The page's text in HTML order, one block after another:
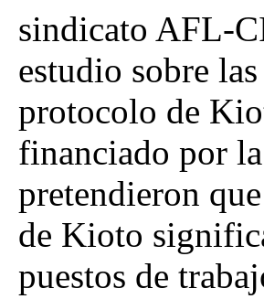
sindicato AFL-
estudio sobre
protocolo de
financiado por
pretendieron
de Kioto
puestos de